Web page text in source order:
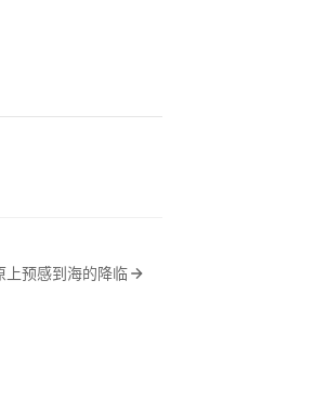
上预感到海的降临